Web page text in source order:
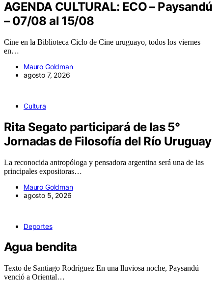
AGENDA CULTURAL: ECO – Paysandú
– 07/08 al 15/08
Cine en la Biblioteca Ciclo de Cine uruguayo, todos los viernes
en…
Mauro Goldman
agosto 7, 2026
Cultura
Rita Segato participará de las 5°
Jornadas de Filosofía del Río Uruguay
La reconocida antropóloga y pensadora argentina será una de las
principales expositoras…
Mauro Goldman
agosto 5, 2026
Deportes
Agua bendita
Texto de Santiago Rodríguez En una lluviosa noche, Paysandú
venció a Oriental…